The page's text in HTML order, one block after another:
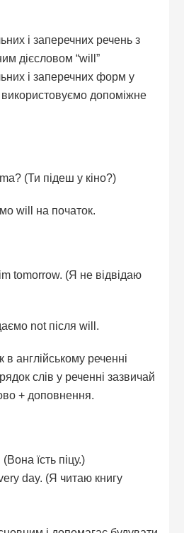
і заперечних речень з
дієсловом “will”
і заперечних форм у
допоміжне
(Ти підеш у кіно?)
will на початок.
tomorrow. (Я не відвідаю
not після will.
англійському реченні
слів у реченні зазвичай
+ доповнення.
їсть піцу.)
day. (Я читаю книгу